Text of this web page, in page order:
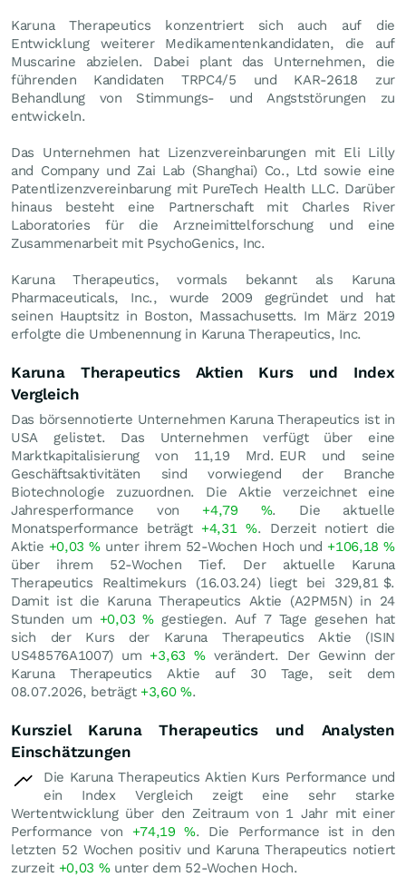
Karuna Therapeutics konzentriert sich auch auf die
Entwicklung weiterer Medikamentenkandidaten, die auf
Muscarine abzielen. Dabei plant das Unternehmen, die
führenden Kandidaten TRPC4/5 und KAR-2618 zur
Behandlung von Stimmungs- und Angststörungen zu
entwickeln.
Das Unternehmen hat Lizenzvereinbarungen mit Eli Lilly
and Company und Zai Lab (Shanghai) Co., Ltd sowie eine
Patentlizenzvereinbarung mit PureTech Health LLC. Darüber
hinaus besteht eine Partnerschaft mit Charles River
Laboratories für die Arzneimittelforschung und eine
Zusammenarbeit mit PsychoGenics, Inc.
Karuna Therapeutics, vormals bekannt als Karuna
Pharmaceuticals, Inc., wurde 2009 gegründet und hat
seinen Hauptsitz in Boston, Massachusetts. Im März 2019
erfolgte die Umbenennung in Karuna Therapeutics, Inc.
Karuna Therapeutics Aktien Kurs und Index
Vergleich
Das börsennotierte Unternehmen Karuna Therapeutics ist in
USA gelistet. Das Unternehmen verfügt über eine
Marktkapitalisierung von 11,19 Mrd. EUR und seine
Geschäftsaktivitäten sind vorwiegend der Branche
Biotechnologie zuzuordnen. Die Aktie verzeichnet eine
Jahresperformance von +4,79 %. Die aktuelle
Monatsperformance beträgt +4,31%. Derzeit notiert die
Aktie +0,03% unter ihrem 52-Wochen Hoch und +106,18%
über ihrem 52-Wochen Tief. Der aktuelle Karuna
Therapeutics Realtimekurs (16.03.24) liegt bei 329,81 $.
Damit ist die Karuna Therapeutics Aktie (A2PM5N) in 24
Stunden um +0,03% gestiegen. Auf 7 Tage gesehen hat
sich der Kurs der Karuna Therapeutics Aktie (ISIN
US48576A1007) um +3,63 %verändert. Der Gewinn der
Karuna Therapeutics Aktie auf 30 Tage, seit dem
08.07.2026, beträgt +3,60%.
Kursziel Karuna Therapeutics und Analysten
Einschätzungen
Die Karuna Therapeutics Aktien Kurs Performance und
ein Index Vergleich zeigt eine sehr starke
Wertentwicklung über den Zeitraum von 1 Jahr mit einer
Performance von +74,19%. Die Performance ist in den
letzten 52 Wochen positiv und Karuna Therapeutics notiert
zurzeit +0,03 %unter dem 52-Wochen Hoch.